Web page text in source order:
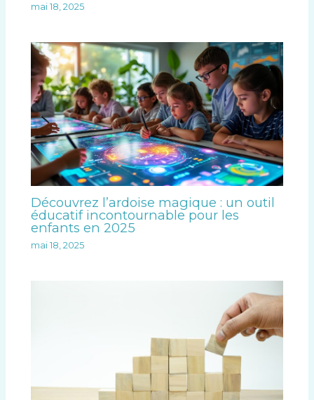
mai 18, 2025
Découvrez l’ardoise magique : un outil
éducatif incontournable pour les
enfants en 2025
mai 18, 2025